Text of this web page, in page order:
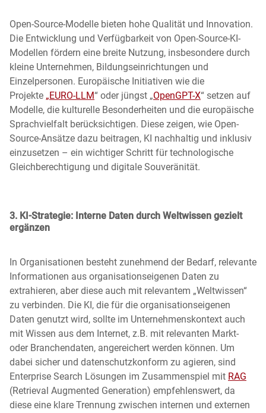
Open-Source-Modelle bieten hohe Qualität und Innovation.
Die Entwicklung und Verfügbarkeit von Open-Source-KI-
Modellen fördern eine breite Nutzung, insbesondere durch
kleine Unternehmen, Bildungseinrichtungen und
Einzelpersonen. Europäische Initiativen wie die
Projekte „EURO-LLM“ oder jüngst „OpenGPT-X“ setzen auf
Modelle, die kulturelle Besonderheiten und die europäische
Sprachvielfalt berücksichtigen. Diese zeigen, wie Open-
Source-Ansätze dazu beitragen, KI nachhaltig und inklusiv
einzusetzen – ein wichtiger Schritt für technologische
Gleichberechtigung und digitale Souveränität.
3. KI-Strategie: Interne Daten durch Weltwissen gezielt
ergänzen
In Organisationen besteht zunehmend der Bedarf, relevante
Informationen aus organisationseigenen Daten zu
extrahieren, aber diese auch mit relevantem „Weltwissen“
zu verbinden. Die KI, die für die organisationseigenen
Daten genutzt wird, sollte im Unternehmenskontext auch
mit Wissen aus dem Internet, z.B. mit relevanten Markt-
oder Branchendaten, angereichert werden können. Um
dabei sicher und datenschutzkonform zu agieren, sind
Enterprise Search Lösungen im Zusammenspiel mit RAG
(Retrieval Augmented Generation) empfehlenswert, da
diese eine klare Trennung zwischen internen und externen